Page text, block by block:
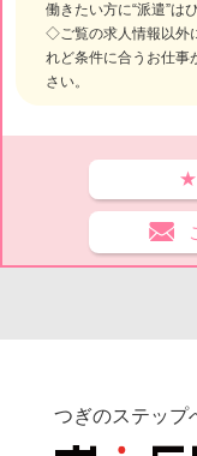
働きたい方に“派遣”は
◇ご覧の求人情報以外
れど条件に合うお仕事
さい。
★
つぎのステップ